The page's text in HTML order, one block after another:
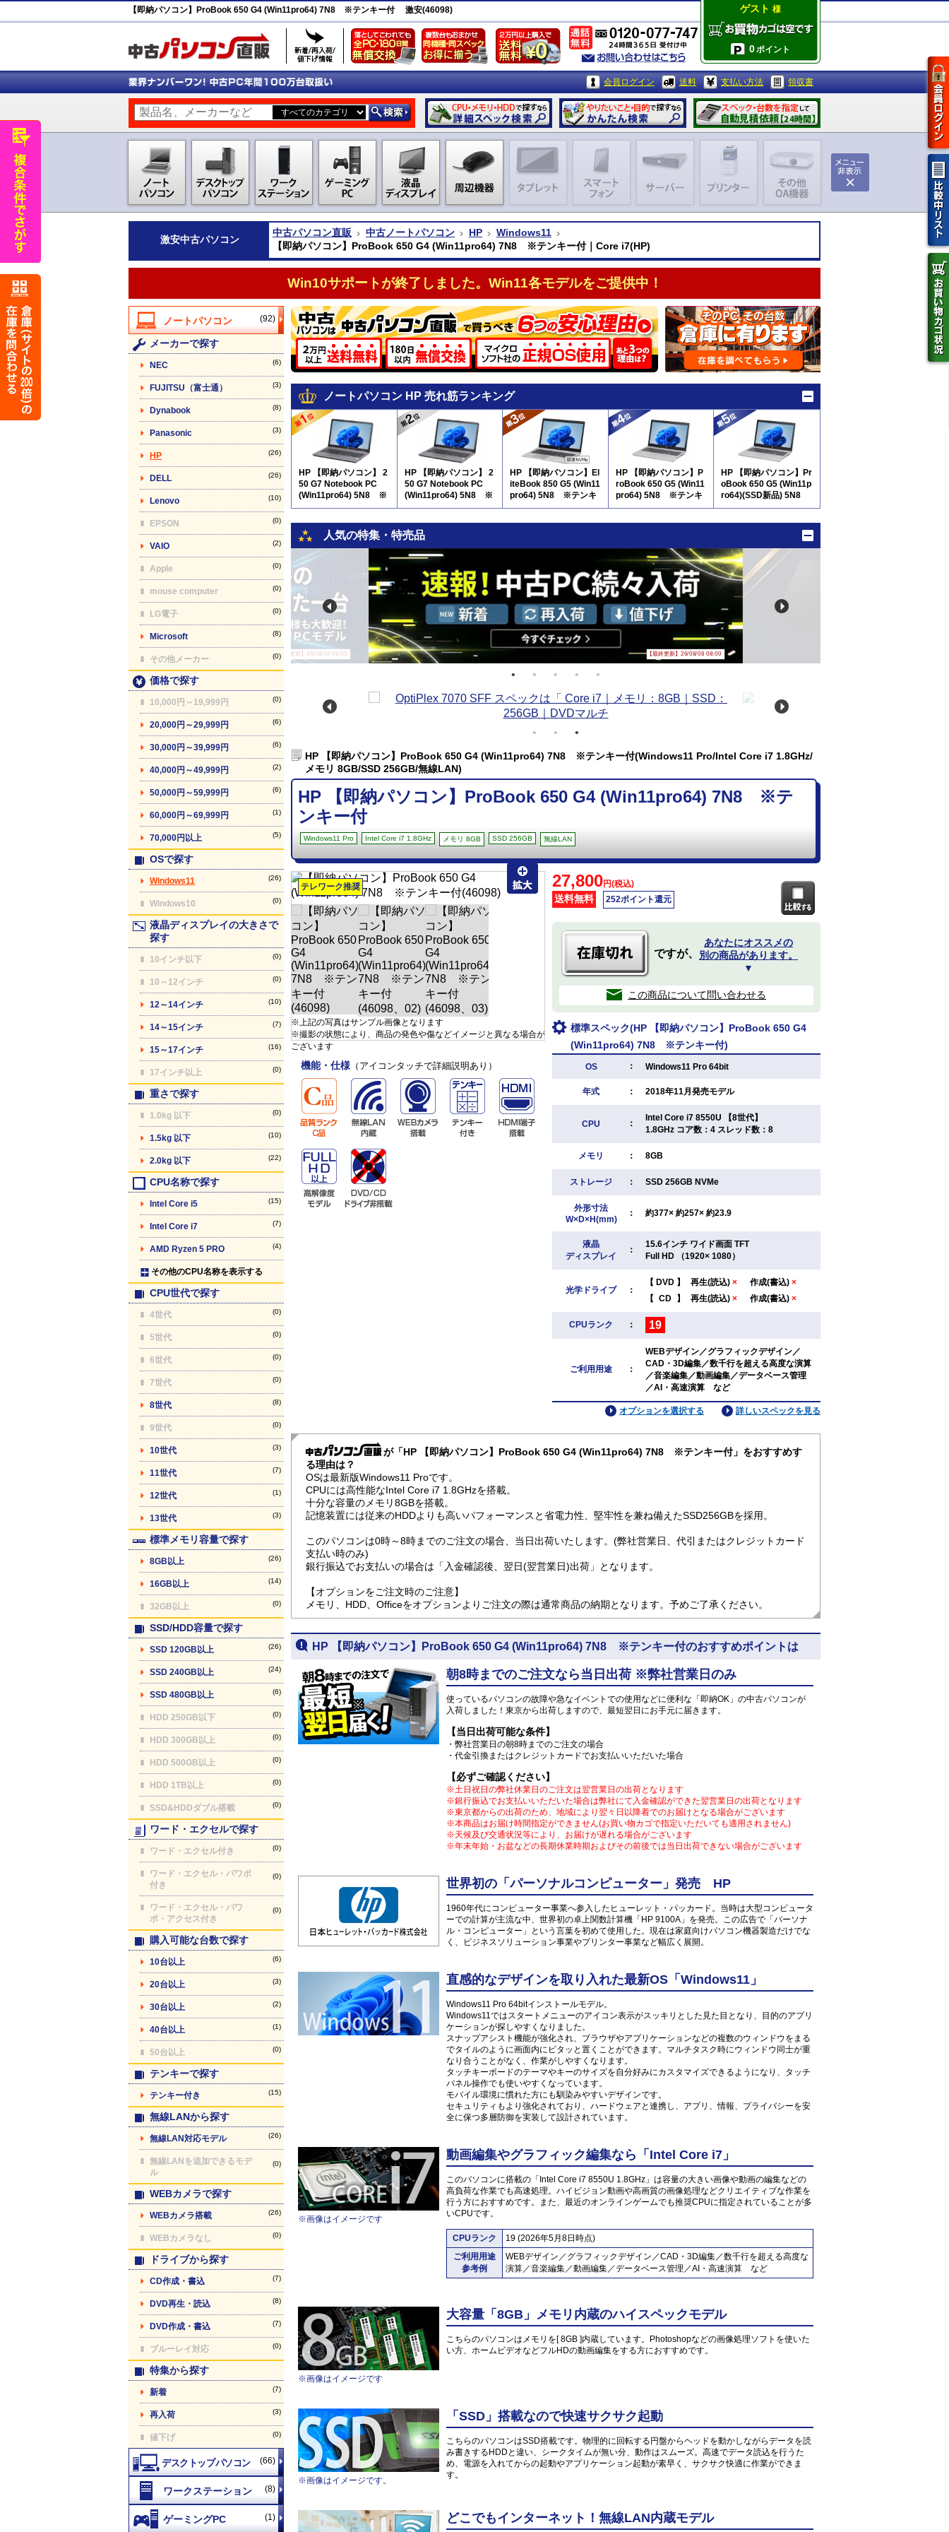
【即納パソコン】ProBook 650 G4 (Win11pro64) 7N8 ※テンキー付 激安(46098) ゲスト 様
0ポイント
会員ログイン 送料 支払い方法 領収書
激安中古パソコン
中古パソコン直販 中古ノートパソコン HP
Windows11
【即納パソコン】ProBook 650 G4 (Win11pro64) 7N8 ※テンキー付｜Core i7(HP)
Win10サポートが終了しました。Win11各モデルをご提供中！
(92)
メーカーで探す
NEC (6)
FUJITSU（富士通） (3)
Dynabook (8)
Panasonic (3)
HP (26)
DELL (26)
Lenovo (10)
EPSON (0)
VAIO (2)
Apple (0)
mouse computer (0)
LG電子 (0)
Microsoft (8)
その他メーカー (0)
価格で探す
10,000円～19,999円 (0)
20,000円～29,999円 (6)
30,000円～39,999円 (6)
40,000円～49,999円 (2)
50,000円～59,999円 (6)
60,000円～69,999円 (1)
70,000円以上 (5)
OSで探す
Windows11 (26)
Windows10 (0)
液晶ディスプレイの大きさで
探す
10インチ以下 (0)
10～12インチ (0)
12～14インチ (10)
14～15インチ (7)
15～17インチ (16)
17インチ以上 (0)
重さで探す
1.0kg 以下 (0)
1.5kg 以下 (10)
2.0kg 以下 (22)
CPU名称で探す
Intel Core i5 (15)
Intel Core i7 (7)
AMD Ryzen 5 PRO (4)
その他のCPU名称を表示する
CPU世代で探す
4世代 (0)
5世代 (0)
6世代 (0)
7世代 (0)
8世代 (8)
9世代 (0)
10世代 (3)
11世代 (7)
12世代 (1)
13世代 (3)
標準メモリ容量で探す
8GB以上 (26)
16GB以上 (14)
32GB以上 (0)
SSD/HDD容量で探す
SSD 120GB以上 (26)
SSD 240GB以上 (24)
SSD 480GB以上 (6)
HDD 250GB以下 (0)
HDD 300GB以上 (0)
HDD 500GB以上 (0)
HDD 1TB以上 (0)
SSD&HDDダブル搭載 (0)
ワード・エクセルで探す
ワード・エクセル付き (0)
ワード・エクセル・パワポ
付き
(0)
ワード・エクセル・パワ
ポ・アクセス付き
(0)
購入可能な台数で探す
10台以上 (6)
20台以上 (3)
30台以上 (2)
40台以上 (1)
50台以上 (0)
テンキーで探す
テンキー付き (15)
無線LANから探す
無線LAN対応モデル (26)
無線LANを追加できるモデ
ル
(0)
WEBカメラで探す
WEBカメラ搭載 (26)
WEBカメラなし (0)
ドライブから探す
CD作成・書込 (7)
DVD再生・読込 (8)
DVD作成・書込 (7)
ブルーレイ対応 (0)
特集から探す
新着 (7)
再入荷 (3)
値下げ (0)
(66)
(8)
(1)
ノートパソコン HP 売れ筋ランキング
HP 【即納パソコン】 2
50 G7 Notebook PC
(Win11pro64) 5N8 ※
テンキー付
HP 【即納パソコン】 2
50 G7 Notebook PC
(Win11pro64) 5N8 ※
テンキー付
HP 【即納パソコン】El
iteBook 850 G5 (Win11
pro64) 5N8 ※テンキ
ー付
HP 【即納パソコン】P
roBook 650 G5 (Win11
pro64) 5N8 ※テンキ
ー付
HP 【即納パソコン】Pr
oBook 650 G5 (Win11p
ro64)(SSD新品) 5N8
※テンキー付
人気の特集・特売品
【最終更新】26/08/08 08:00 【最終更新】26/08/08 08:00
HP 【即納パソコン】ProBook 650 G4 (Win11pro64) 7N8 ※テンキー付(Windows11 Pro/Intel Core i7 1.8GHz/
メモリ 8GB/SSD 256GB/無線LAN)
HP 【即納パソコン】ProBook 650 G4 (Win11pro64) 7N8 ※テ
ンキー付
Windows11 Pro Intel Core i7 1.8GHz メモリ 8GB SSD 256GB 無線LAN
テレワーク推奨
※上記の写真はサンプル画像となります
※撮影の状態により、商品の発色や傷などイメージと異なる場合が
ございます
機能・仕様 （アイコンタッチで詳細説明あり）
27,800円(税込)
送料無料 252ポイント還元
ですが、
あなたにオススメの
別の商品があります。
▼
この商品について問い合わせる
標準スペック(HP 【即納パソコン】ProBook 650 G4
(Win11pro64) 7N8 ※テンキー付)
OS ： Windows11 Pro 64bit
年式 ： 2018年11月発売モデル
CPU ：
Intel Core i7 8550U 【8世代】
1.8GHz コア数：4 スレッド数：8
メモリ ： 8GB
ストレージ ： SSD 256GB NVMe
外形寸法
W×D×H(mm)
： 約377× 約257× 約23.9
液晶
ディスプレイ
：
15.6インチ ワイド画面 TFT
Full HD （1920× 1080）
光学ドライブ ：
【 DVD 】 再生(読込) × 作成(書込) ×
【 CD 】 再生(読込) × 作成(書込) ×
CPUランク ： 19
ご利用用途 ：
WEBデザイン／グラフィックデザイン／
CAD・3D編集／数千行を超える高度な演算
／音楽編集／動画編集／データベース管理
／AI・高速演算 など
詳しいスペックを見る
オプションを選択する
が「HP 【即納パソコン】ProBook 650 G4 (Win11pro64) 7N8 ※テンキー付」をおすすめす
る理由は？
OSは最新版Windows11 Proです。
CPUには高性能なIntel Core i7 1.8GHzを搭載。
十分な容量のメモリ8GBを搭載。
記憶装置には従来のHDDよりも高いパフォーマンスと省電力性、堅牢性を兼ね備えたSSD256GBを採用。
このパソコンは0時～8時までのご注文の場合、当日出荷いたします。(弊社営業日、代引またはクレジットカード
支払い時のみ)
銀行振込でお支払いの場合は「入金確認後、翌日(翌営業日)出荷」となります。
【オプションをご注文時のご注意】
メモリ、HDD、Officeをオプションよりご注文の際は通常商品の納期となります。予めご了承ください。
HP 【即納パソコン】ProBook 650 G4 (Win11pro64) 7N8 ※テンキー付のおすすめポイントは
朝8時までのご注文なら当日出荷 ※弊社営業日のみ
使っているパソコンの故障や急なイベントでの使用などに便利な「即納OK」の中古パソコンが
入荷しました！東京から出荷しますので、最短翌日にお手元に届きます。
【当日出荷可能な条件】
・弊社営業日の朝8時までのご注文の場合
・代金引換またはクレジットカードでお支払いいただいた場合
【必ずご確認ください】
※土日祝日の弊社休業日のご注文は翌営業日の出荷となります
※銀行振込でお支払いいただいた場合は弊社にて入金確認ができた翌営業日の出荷となります
※東京都からの出荷のため、地域により翌々日以降着でのお届けとなる場合がございます
※本商品はお届け時間指定ができません(お買い物カゴで指定いただいても適用されません)
※天候及び交通状況等により、お届けが遅れる場合がございます
※年末年始・お盆などの長期休業時期およびその前後では当日出荷できない場合がございます
世界初の「パーソナルコンピューター」発売 HP
1960年代にコンピューター事業へ参入したヒューレット・パッカード。当時は大型コンピュータ
ーでの計算が主流な中、世界初の卓上関数計算機「HP 9100A」を発売。この広告で「パーソナ
ル・コンピューター」という言葉を初めて使用した。現在は家庭向けパソコン機器製造だけでな
く、ビジネスソリューション事業やプリンター事業など幅広く展開。
直感的なデザインを取り入れた最新OS「Windows11」
Windows11 Pro 64bitインストールモデル。
Windows11ではスタートメニューのアイコン表示がスッキリとした見た目となり、目的のアプリ
ケーションが探しやすくなりました。
スナップアシスト機能が強化され、ブラウザやアプリケーションなどの複数のウィンドウをまる
でタイルのように画面内にピタッと置くことができます。マルチタスク時にウィンドウ同士が重
なり合うことがなく、作業がしやすくなります。
タッチキーボードのテーマやキーのサイズを自分好みにカスタマイズできるようになり、タッチ
パネル操作でも使いやすくなっています。
モバイル環境に慣れた方にも馴染みやすいデザインです。
セキュリティもより強化されており、ハードウェアと連携し、アプリ、情報、プライバシーを安
全に保つ多層防御を実装して設計されています。
※画像はイメージです
動画編集やグラフィック編集なら「Intel Core i7」
このパソコンに搭載の「Intel Core i7 8550U 1.8GHz」は容量の大きい画像や動画の編集などの
高負荷な作業でも高速処理。ハイビジョン動画や高画質の画像処理などクリエイティブな作業を
行う方におすすめです。また、最近のオンラインゲームでも推奨CPUに指定されていることが多
いCPUです。
CPUランク
19 (2026年5月8日時点)
ご利用用途
参考例
WEBデザイン／グラフィックデザイン／CAD・3D編集／数千行を超える高度な
演算／音楽編集／動画編集／データベース管理／AI・高速演算 など
※画像はイメージです
大容量「8GB」メモリ内蔵のハイスペックモデル
こちらのパソコンはメモリを[ 8GB ]内蔵しています。Photoshopなどの画像処理ソフトを使いた
い方、ホームビデオなどフルHDの動画編集をする方におすすめです。
※画像はイメージです。
「SSD」搭載なので快速サクサク起動
こちらのパソコンはSSD搭載です。物理的に回転する円盤からヘッドを動かしながらデータを読
み書きするHDDと違い、シークタイムが無い分、動作はスムーズ。高速でデータ読込を行うた
め、電源を入れてからの起動やアプリケーション起動が素早く、サクサク快適に作業ができま
す。
どこでもインターネット！無線LAN内蔵モデル